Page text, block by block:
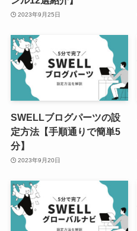
2023年9月25日
SWELLブログパーツの設
定方法【手順通りで簡単5
分】
2023年9月20日